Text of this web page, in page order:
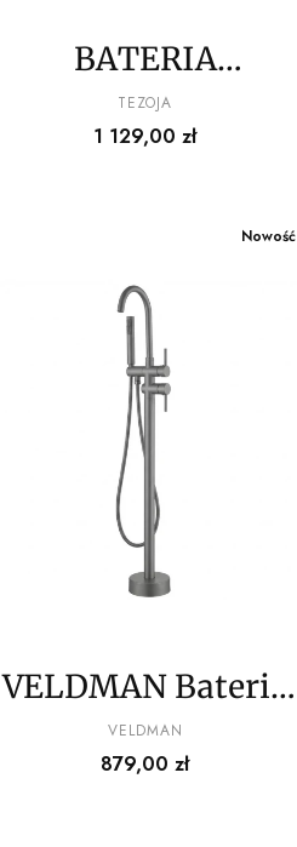
BATERIA
WANNOWA
WOLNOSTOJĄCA
PRODUCENT
TEZOJA
Cena
1 129,00 zł
Nowość
VELDMAN Bateria
wannowa
wolnostojąca COSTA
PRODUCENT
VELDMAN
Cena
879,00 zł